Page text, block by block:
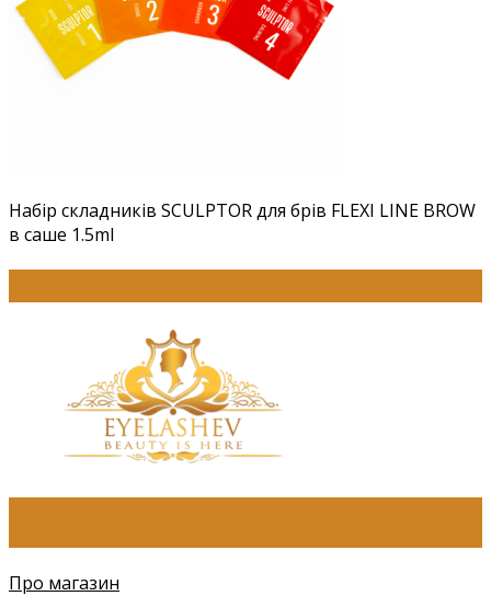
Набір складників SCULPTOR для брів FLEXI LINE BROW
в саше 1.5ml
Про магазин